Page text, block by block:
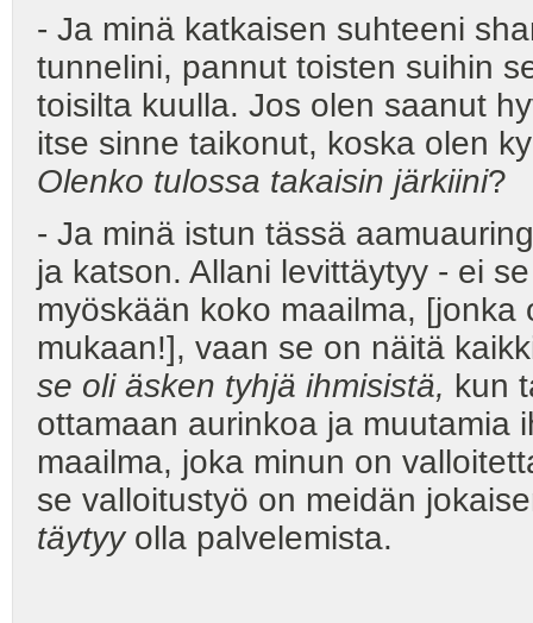
- Ja minä katkaisen suhteeni
tunnelini, pannut toisten suihin
toisilta kuulla. Jos olen saanut
itse sinne taikonut, koska olen
Olenko tulossa takaisin järkiini?
- Ja minä istun tässä
ja katson. Allani levittäytyy - ei
myöskään koko maailma,
mukaan!], vaan se on näitä
se oli äsken tyhjä ihmisistä, kun
ottamaan aurinkoa ja muutamia
maailma, joka minun on
se valloitustyö on meidän
täytyyolla palvelemista.